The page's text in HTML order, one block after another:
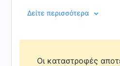
Δείτε περισσότερα
Οι καταστροφές